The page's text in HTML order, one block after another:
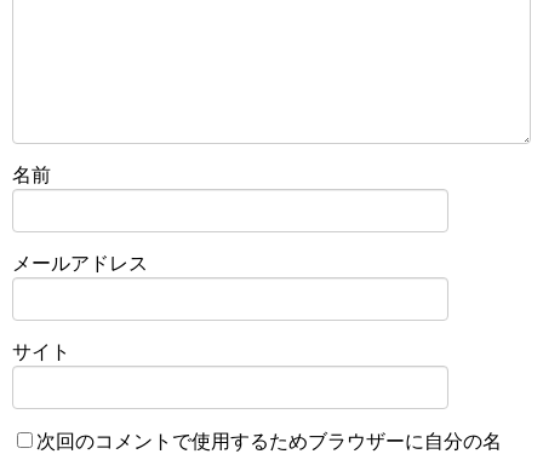
名前
メールアドレス
サイト
次回のコメントで使用するためブラウザーに自分の名